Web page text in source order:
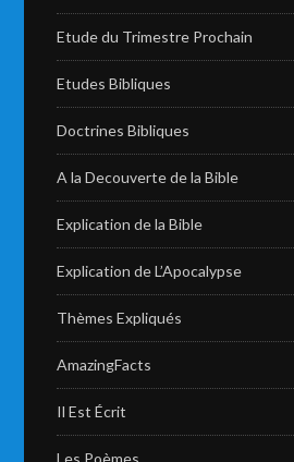
Etude du Trimestre Prochain
Etudes Bibliques
Doctrines Bibliques
A la Decouverte de la Bible
Explication de la Bible
Explication de L’Apocalypse
Thèmes Expliqués
AmazingFacts
Il Est Écrit
Les Poèmes